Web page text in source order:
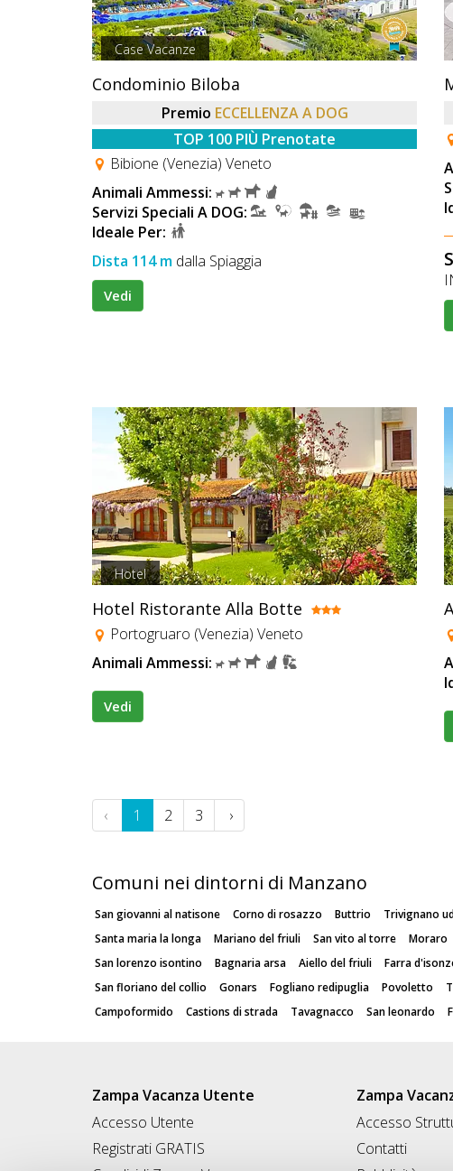
Case Vacanze
Condominio Biloba
Premio ECCELLENZA A DOG
TOP 100 PIÙ Prenotate
Bibione (Venezia) Veneto
Animali Ammessi:
Servizi Speciali A DOG:
Ideale Per:
Dista 114 m dalla Spiaggia
Vedi
Hotel
Hotel Ristorante Alla Botte
Portogruaro (Venezia) Veneto
Animali Ammessi:
Vedi
‹ 1 2 3 ›
Comuni nei dintorni di Manzano
San giovanni al natisone Corno di rosazzo Buttrio Trivignano
Santa maria la longa
Mariano del friuli San vito al torre Moraro
San lorenzo isontino
Bagnaria arsa Aiello del friuli Farra
San floriano del collio
Gonars Fogliano redipuglia Povoletto
Campoformido
Castions di strada Tavagnacco San leonardo
Zampa Vacanza Utente
Accesso Utente
Registrati GRATIS
Zampa
Accesso
Contatti